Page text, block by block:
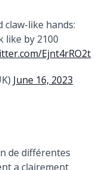
claw-like hands:
like by 2100
Ejnt4rRO2t
June 16, 2023
de différentes
a clairement